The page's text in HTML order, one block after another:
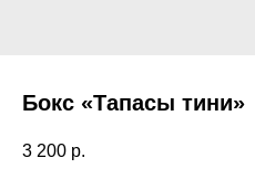
Бокс «Тапасы тини»
3 200 р.